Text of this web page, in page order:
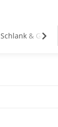
Schlank & Gesund